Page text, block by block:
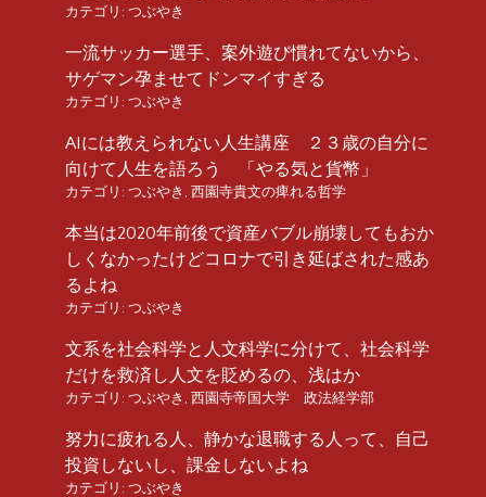
カテゴリ: つぶやき
一流サッカー選手、案外遊び慣れてないから、
サゲマン孕ませてドンマイすぎる
カテゴリ: つぶやき
AIには教えられない人生講座 ２３歳の自分に
向けて人生を語ろう 「やる気と貨幣」
カテゴリ: つぶやき 西園寺貴文の痺れる哲学
本当は2020年前後で資産バブル崩壊してもおか
しくなかったけどコロナで引き延ばされた感あ
るよね
カテゴリ: つぶやき
文系を社会科学と人文科学に分けて、社会科学
だけを救済し人文を貶めるの、浅はか
カテゴリ: つぶやき 西園寺帝国大学 政法経学部
努力に疲れる人、静かな退職する人って、自己
投資しないし、課金しないよね
カテゴリ: つぶやき